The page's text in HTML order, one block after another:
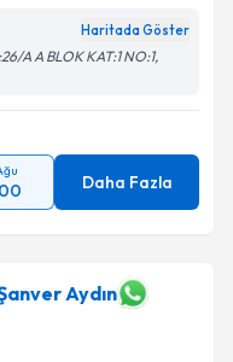
Haritada Göster
A A BLOK KAT:1 NO:1,
Daha Fazla
Aydın